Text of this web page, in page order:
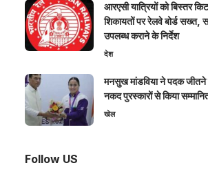
आरएसी यात्रियों को बिस्तर
शिकायतों पर रेलवे बोर्ड सख्त,
उपलब्ध कराने के निर्देश
देश
मनसुख मांडविया ने पदक जीतने
नकद पुरस्कारों से किया
खेल
Follow US